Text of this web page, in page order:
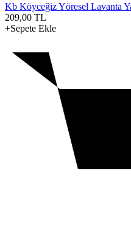
Kb Köyceğiz Yöresel Lavanta
209,00 TL
+Sepete Ekle